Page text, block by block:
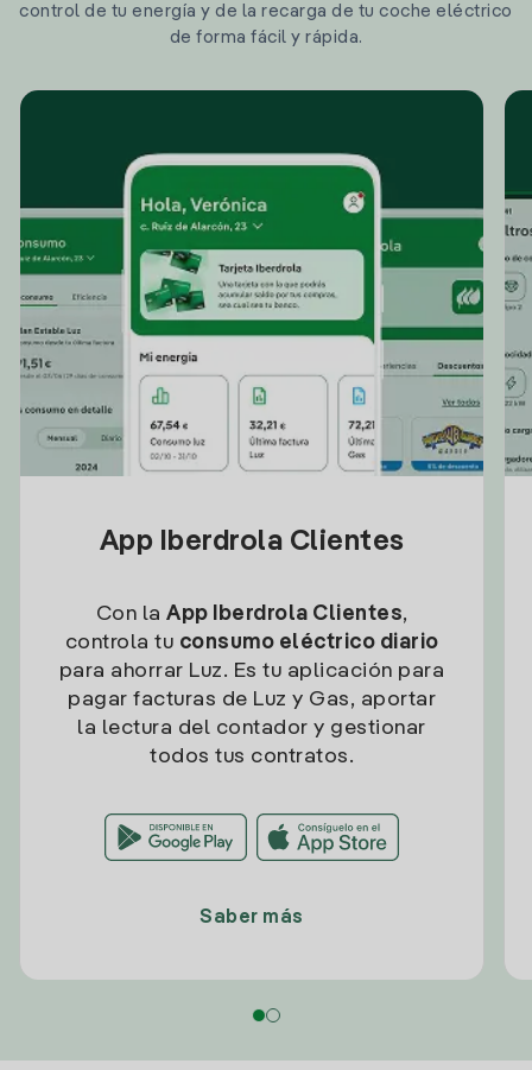
control de tu energía y de la recarga de tu coche eléctrico
de forma fácil y rápida.
App Iberdrola Clientes
Con la App Iberdrola Clientes,
controla tu consumo eléctrico diario
para ahorrar Luz. Es tu aplicación para
pagar facturas de Luz y Gas, aportar
la lectura del contador y gestionar
todos tus contratos.
Saber más